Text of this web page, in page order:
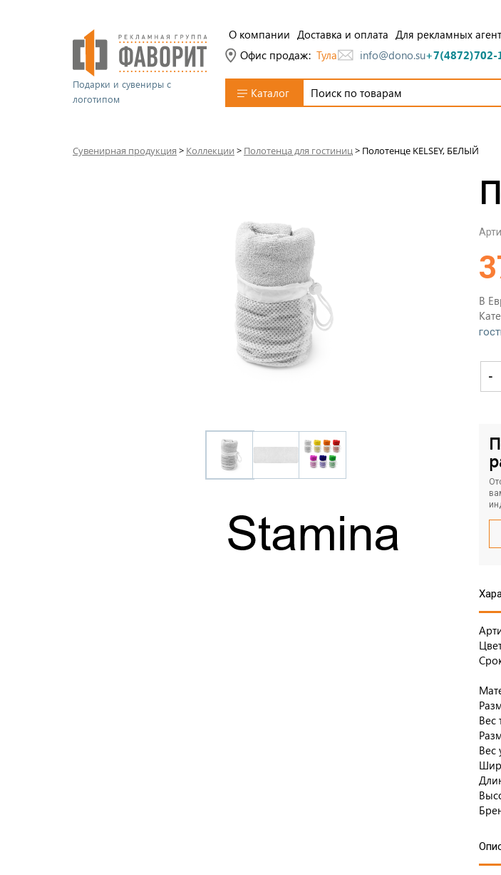
Подарки и сувениры с
логотипом
О компании Доставка и оплата Для рекламных
Офис продаж: Тула info@dono.su+7(4872)702-
Каталог
Сувенирная продукция > Коллекции > Полотенца для гостиниц> Полотенце KELSEY, БЕЛЫЙ
В
-
Вес
Вес